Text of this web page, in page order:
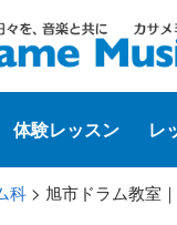
体験レッスン レ
科 > 旭市ドラム教室